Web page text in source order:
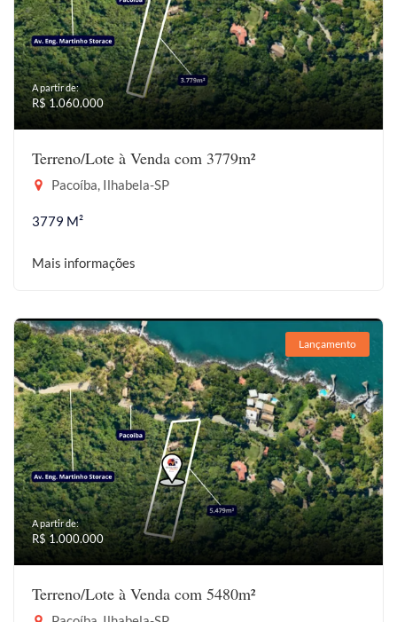
A partir de:
R$ 1.060.000
Terreno/Lote à Venda com 3779m²
Pacoíba, Ilhabela-SP
3779 M²
Mais informações
Lançamento
A partir de:
R$ 1.000.000
Terreno/Lote à Venda com 5480m²